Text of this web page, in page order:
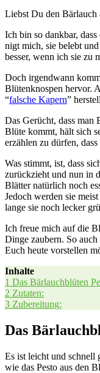
Liebst Du den Bär­lauch
Ich bin so dank­bar,
nigt mich, sie belebt
bes­ser, wenn ich sie zu
Doch irgend­wann
Blü­ten­knos­pen her­vor.
“fal­sche Kapern”
Das Gerücht, dass man
Blü­te kommt, hält sich
erzäh­len zu dür­fen,
Was stimmt, ist, dass
zurück­zieht und nun in
Blät­ter natür­lich noch
Jedoch wer­den sie
lan­ge sie noch lecker
Ich freue mich auf die
Din­ge zau­bern. So
Euch heu­te vor­stel­len
Inhal­te
1 Das Bär­lauch­blü­ten
2 Zuta­ten:
3 Zube­rei­tung:
Das
Es ist leicht und schnell
wie das Pes­to aus den